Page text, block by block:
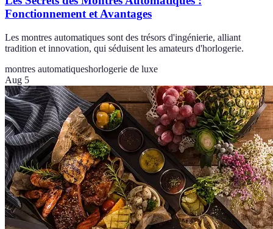
Fonctionnement et Avantages
Les montres automatiques sont des trésors d'ingénierie, alliant
tradition et innovation, qui séduisent les amateurs d'horlogerie.
montres automatiqueshorlogerie de luxe
Aug 5